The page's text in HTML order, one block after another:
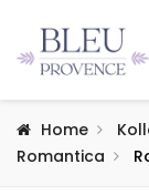
Home
Romantica